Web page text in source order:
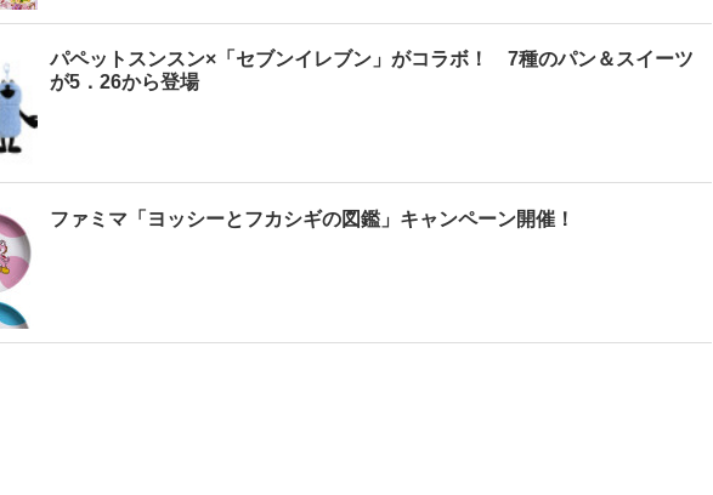
パペットスンスン×「セブンイレブン」がコラボ！ 7種のパン＆スイーツ
が5．26から登場
ファミマ「ヨッシーとフカシギの図鑑」キャンペーン開催！
【大胆カット満載】
乃木坂46・与田祐希
3rd写真集『ヨー
ダ』公開カット
坂46・山下美月、
2nd写真集『ヒロイ
ン』公開カット
前の初々しい姿が見
られる「ILLIT」のセ
ルカ独占公開
木坂46・山下美月
「1st写真集」公開カ
ットまとめ